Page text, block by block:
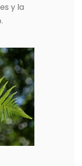
y la